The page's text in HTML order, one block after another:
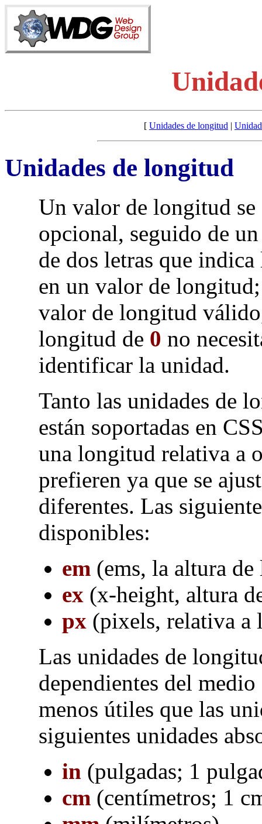
[ Unidades de longitud |
Unidades de longitud
Un valor de longitud
opcional, seguido de
de dos letras que
en un valor de
valor de longitud
longitud de 0 no
identificar la unidad.
Tanto las unidades de
están soportadas en
una longitud relativa a
prefieren ya que se
diferentes. Las
disponibles:
em(ems, la altura de
ex (x-height, altura
px (pixels, relativa a
Las unidades de
dependientes del
menos útiles que las
siguientes unidades
in (pulgadas; 1
cm(centímetros; 1